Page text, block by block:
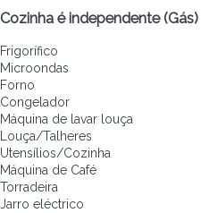
Cozinha é independente (Gás)
Frigorífico
Microondas
Forno
Congelador
Máquina de lavar louça
Louça/Talheres
Utensílios/Cozinha
Máquina de Café
Torradeira
Jarro eléctrico